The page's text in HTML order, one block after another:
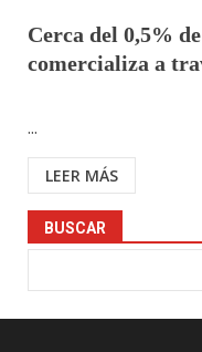
Cerca del 0,5%
comercializa a
...
LEER MÁS
BUSCAR